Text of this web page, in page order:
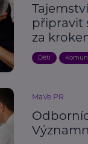
připravit
za
Děti
MaVe PR